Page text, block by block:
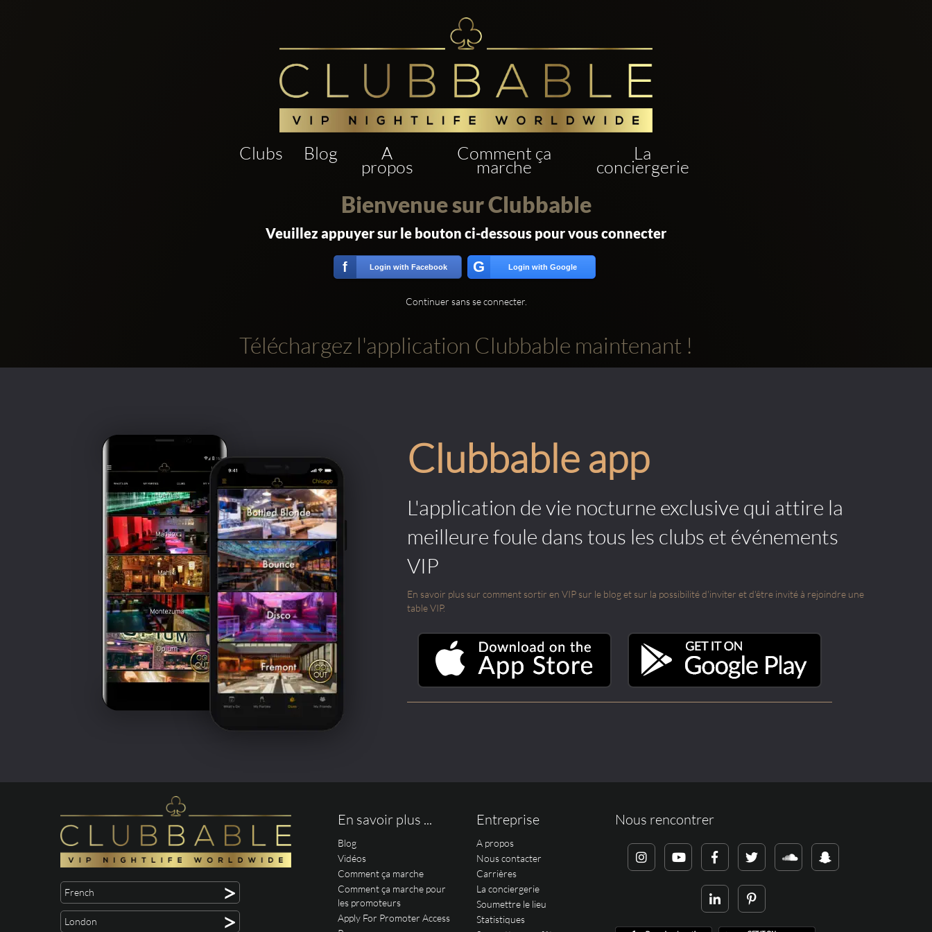
Clubs Blog A
propos
Comment ça
marche
La
conciergerie
Bienvenue sur Clubbable
Veuillez appuyer sur le bouton ci-dessous pour vous connecter
f Login with Facebook G Login with Google
Continuer sans se connecter.
Téléchargez l'application Clubbable maintenant !
Clubbable app
L'application de vie nocturne exclusive qui attire la
meilleure foule dans tous les clubs et événements
VIP
En savoir plus sur comment sortir en VIP sur le blog et sur la possibilité d'inviter et d'être invité à rejoindre une
table VIP.
French >
London >
En savoir plus ...
Blog
Vidéos
Comment ça marche
Comment ça marche pour
les promoteurs
Apply For Promoter Access
Entreprise
A propos
Nous contacter
Carrières
La conciergerie
Soumettre le lieu
Statistiques
Nous rencontrer